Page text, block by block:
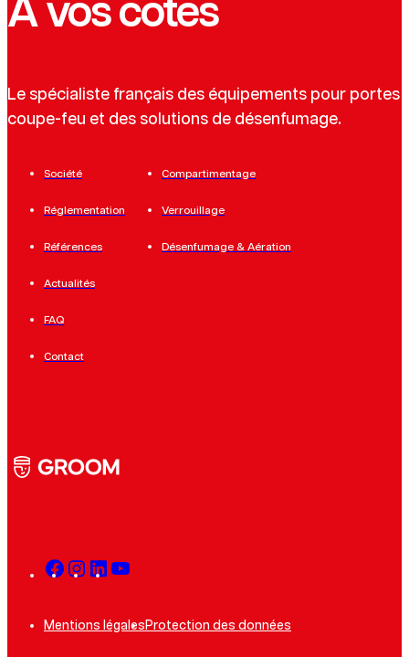
A vos côtés
Le spécialiste français des équipements pour portes
coupe-feu et des solutions de désenfumage.
Société
Réglementation
Références
Actualités
FAQ
Contact
Compartimentage
Verrouillage
Désenfumage & Aération
Mentions légales Protection des données